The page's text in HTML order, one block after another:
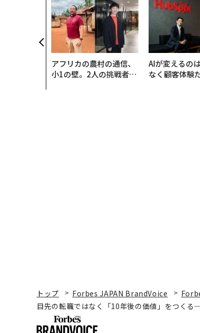
アフリカの農村の通信、
小1の壁。2人の挑戦者が
AIが変えるの
なく顧客体
トップ Forbes JAPAN BrandVoice
目先の転職ではなく「10年後の価値」をつく